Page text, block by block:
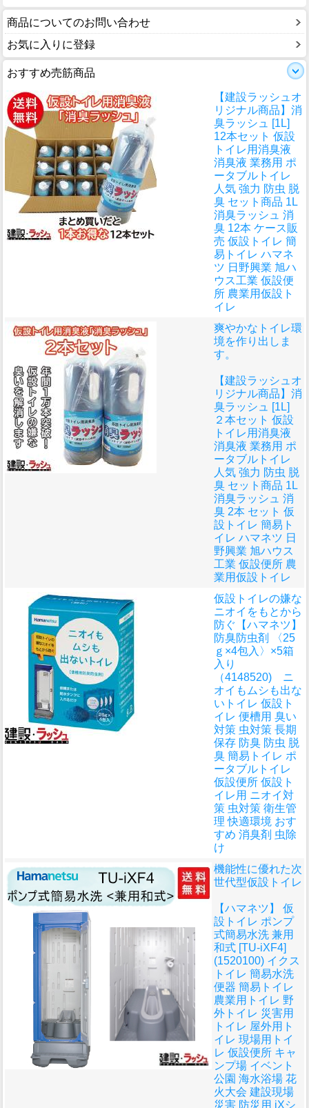
商品についてのお問い合わせ
お気に入りに登録
おすすめ売筋商品
【建設ラッシュオ
リジナル商品】消
臭ラッシュ [1L]
12本セット 仮設
トイレ用消臭液
消臭液 業務用 ポ
ータブルトイレ
人気 強力 防虫 脱
臭 セット商品 1L
消臭ラッシュ 消
臭 12本 ケース販
売 仮設トイレ 簡
易トイレ ハマネ
ツ 日野興業 旭ハ
ウス工業 仮設便
所 農業用仮設ト
イレ
爽やかなトイレ環
境を作り出しま
す。
【建設ラッシュオ
リジナル商品】消
臭ラッシュ [1L]
２本セット 仮設
トイレ用消臭液
消臭液 業務用 ポ
ータブルトイレ
人気 強力 防虫 脱
臭 セット商品 1L
消臭ラッシュ 消
臭 2本 セット 仮
設トイレ 簡易ト
イレ ハマネツ 日
野興業 旭ハウス
工業 仮設便所 農
業用仮設トイレ
仮設トイレの嫌な
ニオイをもとから
防ぐ 【ハマネツ】
防臭防虫剤 〈25
ｇ×4包入〉×5箱
入り
（4148520) ニ
オイもムシも出な
いトイレ 仮設ト
イレ 便槽用 臭い
対策 虫対策 長期
保存 防臭 防虫 脱
臭 簡易トイレ ポ
ータブルトイレ
仮設便所 仮設ト
イレ用 ニオイ対
策 虫対策 衛生管
理 快適環境 おす
すめ 消臭剤 虫除
け
機能性に優れた次
世代型仮設トイレ
【ハマネツ】 仮
設トイレ ポンプ
式簡易水洗 兼用
和式 [TU-iXF4]
(1520100) イクス
トイレ 簡易水洗
便器 簡易トイレ
農業用トイレ 野
外トイレ 災害用
トイレ 屋外用ト
イレ 現場用トイ
レ 仮設便所 キャ
ンプ場 イベント
公園 海水浴場 花
火大会 建設現場
災害 防災用 iXシ